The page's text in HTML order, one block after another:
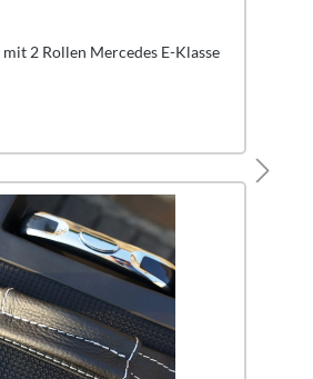
2 Rollen Mercedes E-Klasse